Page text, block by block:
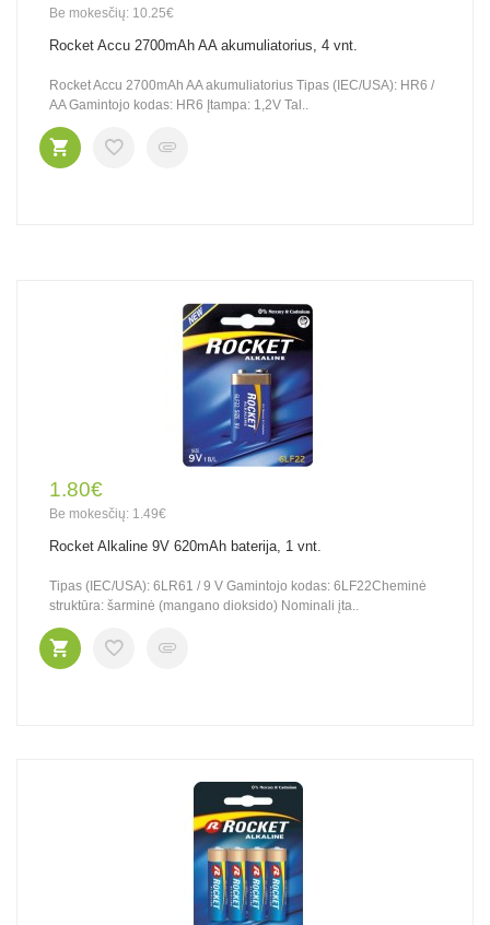
Be mokesčių: 10.25€
Rocket Accu 2700mAh AA akumuliatorius, 4 vnt.
Rocket Accu 2700mAh AA akumuliatorius Tipas (IEC/USA): HR6 /
AA Gamintojo kodas: HR6 Įtampa: 1,2V Tal..
1.80€
Be mokesčių: 1.49€
Rocket Alkaline 9V 620mAh baterija, 1 vnt.
Tipas (IEC/USA): 6LR61 / 9 V Gamintojo kodas: 6LF22Cheminė
struktūra: šarminė (mangano dioksido) Nominali įta..